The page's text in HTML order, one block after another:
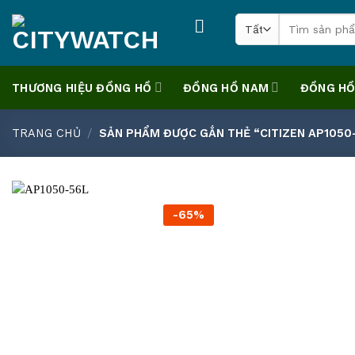
content
Tìm
kiếm:
THƯƠNG HIỆU ĐỒNG HỒ ĐỒNG HỒ NAM ĐỒNG
TRANG CHỦ / SẢN PHẨM ĐƯỢC GẮN THẺ “CITIZEN
-65%